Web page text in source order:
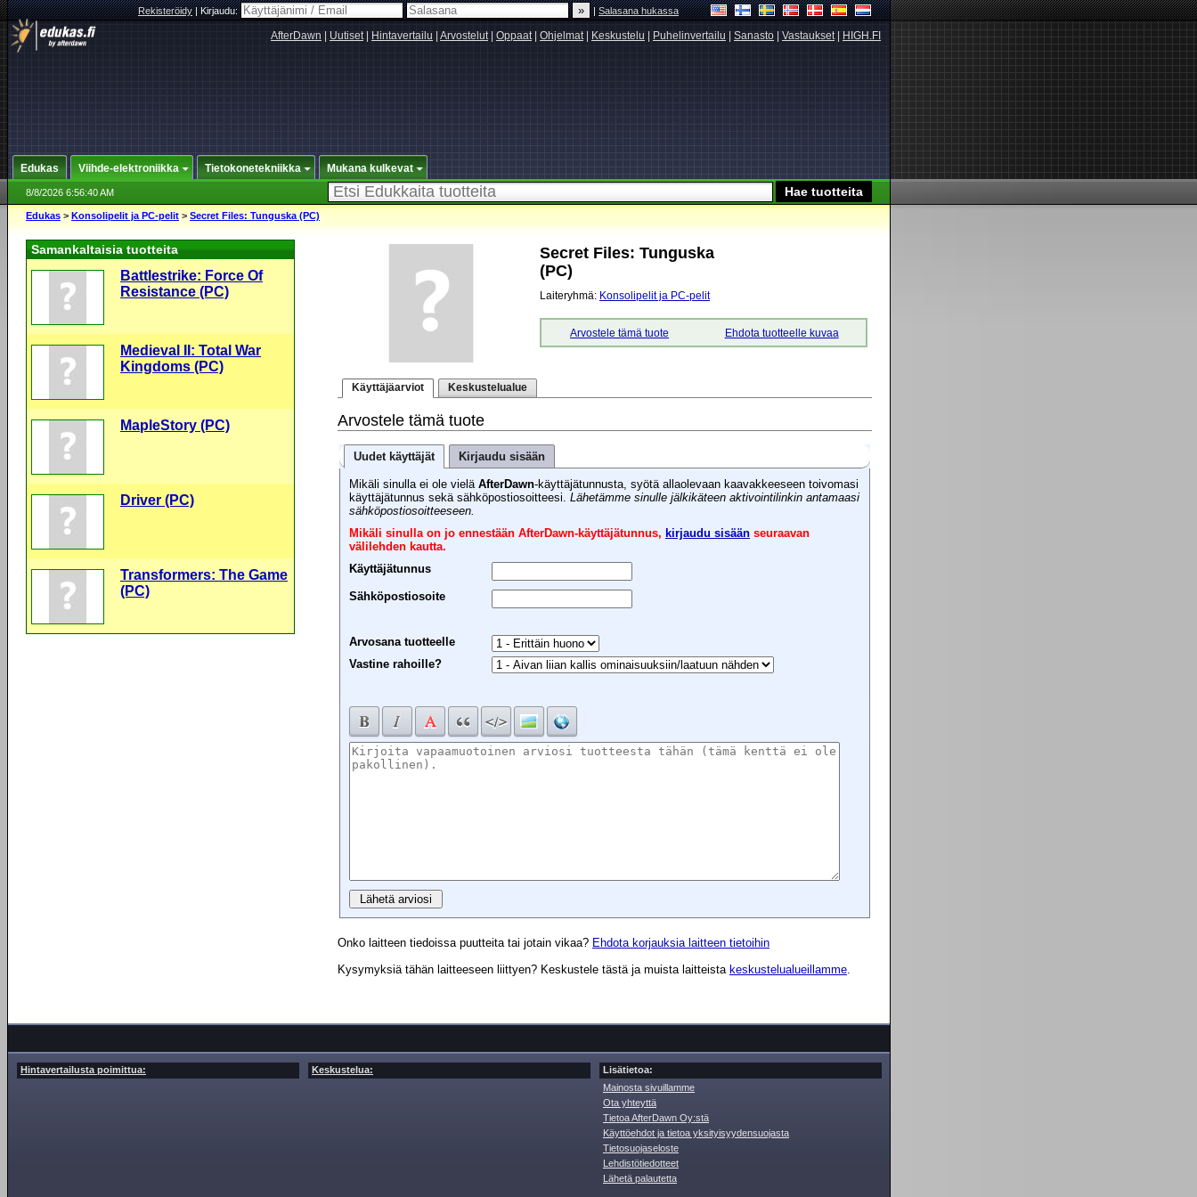
Rekisteröidy|Kirjaudu: |Salasana hukassa
AfterDawn Uutiset| Hintavertailu Arvostelut| Oppaat| Ohjelmat| Keskustelu Puhelinvertailu Sanasto Vastaukset| HIGH.FI
Edukas Viihde-elektroniikka Tietokonetekniikka Mukana kulkevat
8/8/2026 6:56:40 AM
Edukas > Konsolipelit ja PC-pelit > Secret Files: Tunguska (PC)
Secret Files: Tunguska
(PC)
Laiteryhmä: Konsolipelit ja PC-pelit
Arvostele tämä tuote Ehdota tuotteelle kuvaa
Käyttäjäarviot Keskustelualue
Arvostele tämä tuote
Uudet käyttäjät Kirjaudu sisään
Mikäli sinulla ei ole vielä AfterDawn-käyttäjätunnusta, syötä allaolevaan kaavakkeeseen toivomasi
käyttäjätunnus sekä sähköpostiosoitteesi. Lähetämme sinulle jälkikäteen aktivointilinkin antamaasi
sähköpostiosoitteeseen.
Mikäli sinulla on jo ennestään AfterDawn-käyttäjätunnus, kirjaudu sisään seuraavan
välilehden kautta.
Käyttäjätunnus
Sähköpostiosoite
Arvosana tuotteelle
Vastine rahoille?
Onko laitteen tiedoissa puutteita tai jotain vikaa? Ehdota korjauksia laitteen tietoihin
Kysymyksiä tähän laitteeseen liittyen? Keskustele tästä ja muista laitteista keskustelualueillamme
Samankaltaisia tuotteita
Battlestrike: Force Of
Resistance (PC)
Medieval II: Total War
Kingdoms (PC)
MapleStory (PC)
Driver (PC)
Transformers: The Game
(PC)
Hintavertailusta poimittua: Keskustelua:
Lisätietoa:
Mainosta sivuillamme
Ota yhteyttä
Tietoa AfterDawn Oy:stä
Käyttöehdot ja tietoa yksityisyydensuojasta
Tietosuojaseloste
Lehdistötiedotteet
Lähetä palautetta